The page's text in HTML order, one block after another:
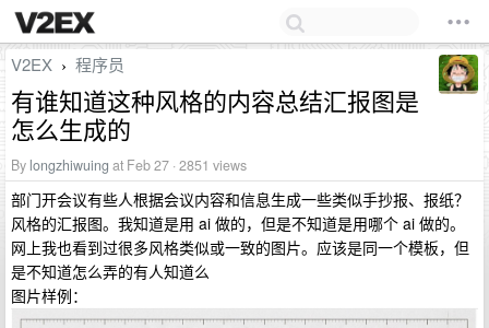
V2EX › 程序员
有谁知道这种风格的内容总结汇报图是
怎么生成的
By longzhiwuing at Feb 27 · 2851 views
部门开会议有些人根据会议内容和信息生成一些类似手抄报、报纸？
风格的汇报图。我知道是用 ai 做的，但是不知道是用哪个 ai 做的。
网上我也看到过很多风格类似或一致的图片。应该是同一个模板，但
是不知道怎么弄的有人知道么
图片样例：